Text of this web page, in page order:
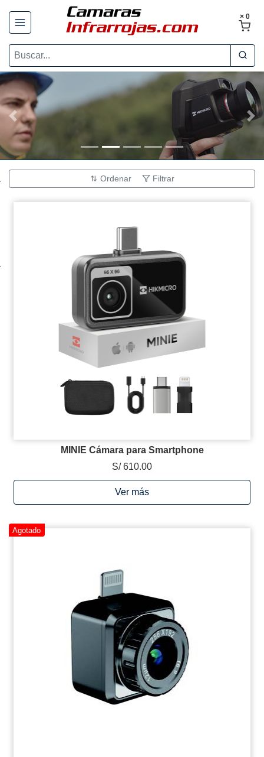
× 0
Anterior
Ordenar Filtrar
MINIE Cámara para Smartphone
S/ 610.00
Ver más
Agotado